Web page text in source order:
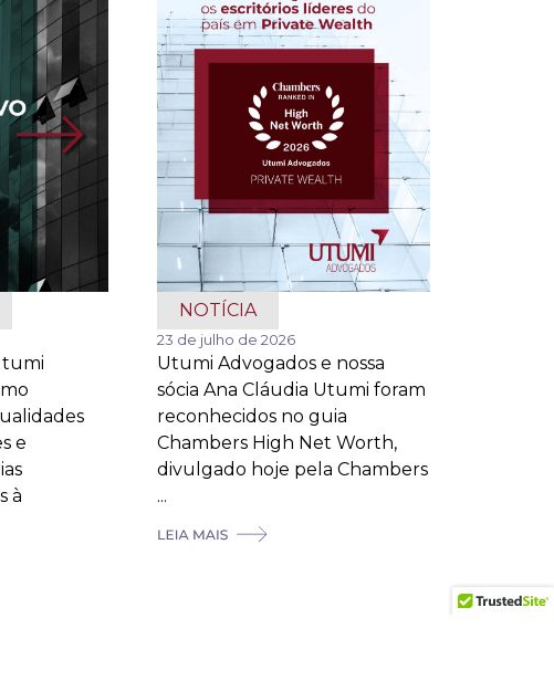
e
à
NOTÍCIA
23 de julho de 2026
Utumi Advogados e nossa
sócia Ana Cláudia Utumi foram
reconhecidos no guia
Chambers High Net Worth,
divulgado hoje pela Chambers
...